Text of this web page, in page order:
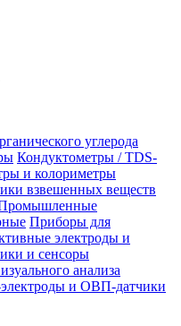
углерода
Кондуктометры / TDS-
и колориметры
взвешенных веществ
Приборы для
электроды и
и сенсоры
анализа
и ОВП-датчики